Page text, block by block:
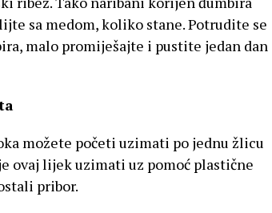
sa medom, koliko stane. Potrudite se
malo promiješajte i pustite jedan dan
možete početi uzimati po jednu žlicu
ovaj lijek uzimati uz pomoć plastične
pribor.